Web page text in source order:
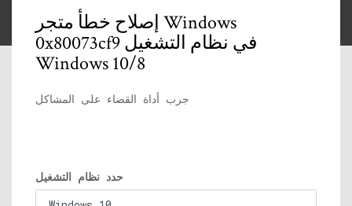
إصلاح خطأ متجر Windows
0x80073cf9 في نظام التشغيل
Windows 10/8
جرب أداة القضاء على المشاكل
حدد نظام التشغيل